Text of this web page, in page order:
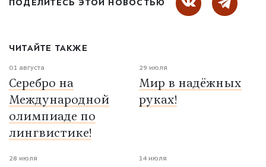
ПОДЕЛИТЕСЬ ЭТОЙ НОВОСТЬЮ
ЧИТАЙТЕ ТАКЖЕ
01 августа
Серебро на
Международной
олимпиаде по
лингвистике!
29 июля
Мир в надёжных
руках!
28 июля 14 июля